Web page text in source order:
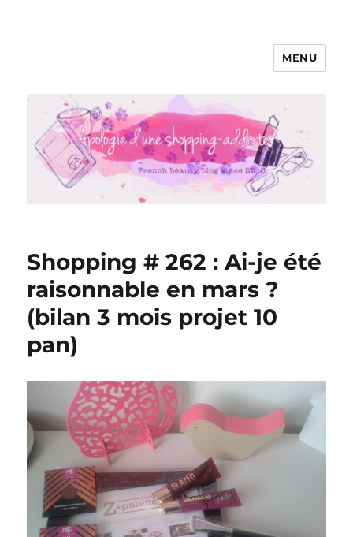
Apologie d'une Shopping-addicte
MENU
Shopping # 262 : Ai-je été
raisonnable en mars ?
(bilan 3 mois projet 10
pan)